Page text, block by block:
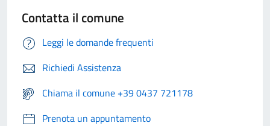
Contatta il comune
Leggi le domande frequenti
Richiedi Assistenza
Chiama il comune +39 0437 721178
Prenota un appuntamento